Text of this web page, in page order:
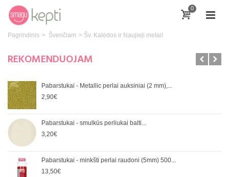
0
Pagrindinis > Švenčiam > Šv. Kalėdos ir Naujieji metai!
REKOMENDUOJAM
Pabarstukai - Metallic perlai auksiniai (2 mm),...
2,90€
Pabarstukai - smulkūs perliukai balti...
3,20€
Pabarstukai - minkšti perlai raudoni (5mm) 500...
13,50€